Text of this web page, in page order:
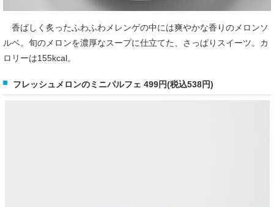
香ばしく炙ったふわふわメレンゲの中には爽やかな香りのメロンソ
ルベ。旬のメロンを濃厚なスープに仕立てた、さっぱりスイーツ。カ
ロリーは155kcal。
フレッシュメロンのミニパルフェ 499円(税込538円)